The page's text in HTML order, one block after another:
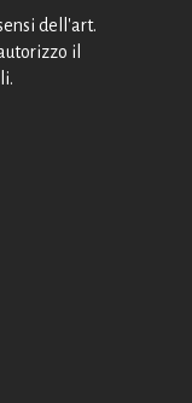
dell'art.
il